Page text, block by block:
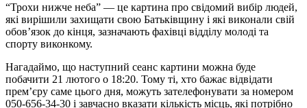
“Трохи нижче неба” — це картина про свідомий вибір людей,
які вирішили захищати свою Батьківщину і які виконали свій
обов’язок до кінця, зазначають фахівці відділу молоді та
спорту виконкому.
Нагадаймо, що наступний сеанс картини можна буде
побачити 21 лютого о 18:20. Тому ті, хто бажає відвідати
прем’єру саме цього дня, можуть зателефонувати за номером
050-656-34-30 і завчасно вказати кількість місць, які потрібно